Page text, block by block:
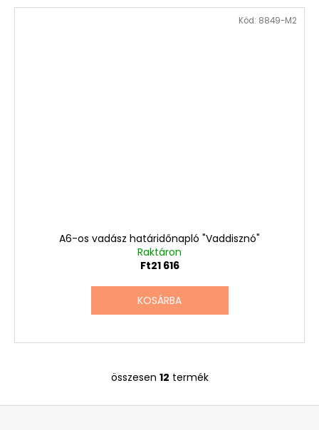
A6-os vadász határidőnapló "Vaddisznó"
Raktáron
Ft21 616
KOSÁRBA
Kód: 8849-M2
L
i
összesen 12 termék
L